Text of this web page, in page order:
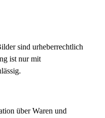
sind urheberrechtlich
ist nur mit
über Waren und